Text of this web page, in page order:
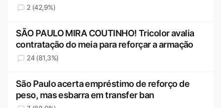
2 (42,9%)
SÃO PAULO MIRA COUTINHO! Tricolor avalia
contratação do meia para reforçar a armação
24 (81,3%)
São Paulo acerta empréstimo de reforço de
peso, mas esbarra em transfer ban